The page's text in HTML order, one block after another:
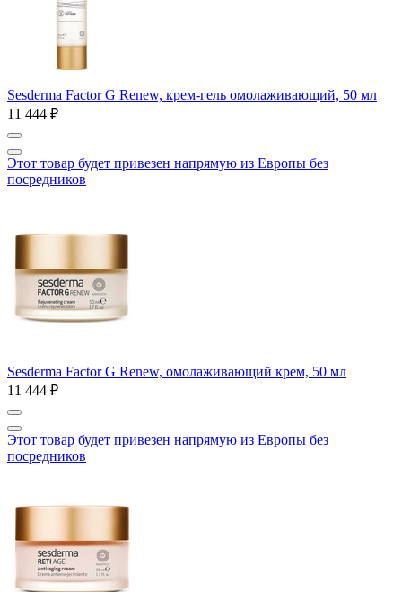
Sesderma Factor G Renew, крем-гель омолаживающий, 50 мл
11 444 ₽
Этот товар будет привезен напрямую из Европы без
посредников
Sesderma Factor G Renew, омолаживающий крем, 50 мл
11 444 ₽
Этот товар будет привезен напрямую из Европы без
посредников